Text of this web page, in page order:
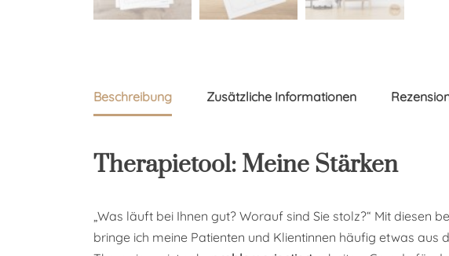
Beschreibung Zusätzliche Informationen
Therapietool: Meine Stärken
„Was läuft bei Ihnen gut? Worauf sind Sie stolz?“ Mit
bringe ich meine Patienten und Klientinnen häufig etwas aus